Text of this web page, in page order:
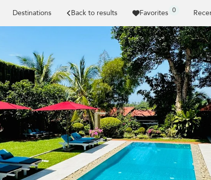
Destinations Back to results Favorites 0